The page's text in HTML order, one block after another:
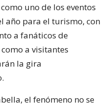
uno de los eventos
año para el turismo, con
a fanáticos de
a visitantes
la gira
el fenómeno no se